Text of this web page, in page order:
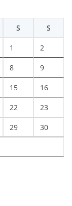
S S
1 2
8 9
15 16
22 23
29 30